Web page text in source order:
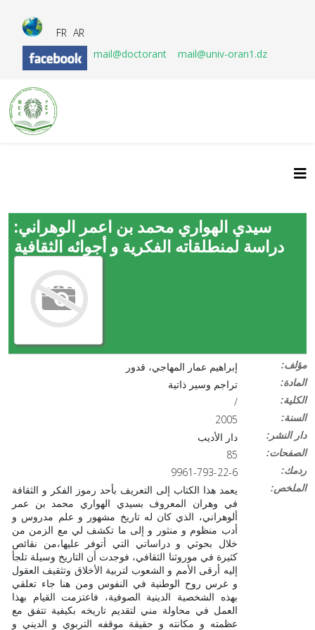
FR AR
mail@doctorant
mail@univ-oran1.dz
سيدي الهواري محمد بن اعمر الوهراني:
دراسة لمنطلقاته الفكرية و أجوائه الثقافية
:مؤلف
إبراهيم عمار المهاجي، قدور
:المادة
تراجم وسير ذاتية
:الكلية
/
:السنة
2005
:دار النشر
دار الأديب
:الصفحات
85
:ردمك
9961-793-22-6
:الملخص
يعمد هذا الكتاب إلى التعريف بأحد رموز الفكر و الثقافة
في وهران المعروف بسيدي الهواري محمد بن عمر
ألوهراني، الذي كان له تاريخ مشهور و علم مدروس و
أدب منظوم و منثور و إلى ما تكشف لي مع الزمن من
خلال بحوثي و دراساتي التي أتوفر عليها،من نقائص
كثيرة في موروثنا الثقافي، فوجدت أن التاريخ وسيلة تلجأ
إليه أرقى الأمم و الشعوب لتربية الأخلاق وتثقيف العقول
و غرس روح الوطنية في النفوس ومن هنا جاء تعلقي
بهذه الشخصية الدينية الصوفية، فاعتزمت القيام بهذا
العمل في محاولة مني لتقديم تاريخه بكيفية تتفق مع
عظمته و مكانته و حقيقة موقفه التربوي و الديني و